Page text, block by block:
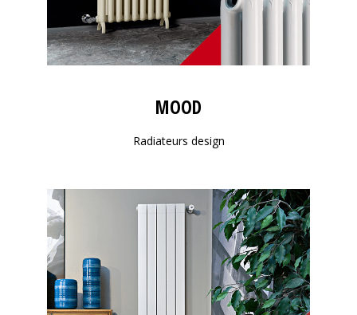
MOOD
Radiateurs design